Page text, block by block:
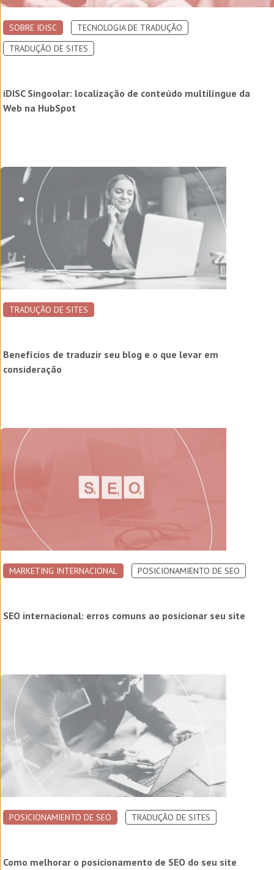
SOBRE IDISC
TECNOLOGIA DE TRADUÇÃO
TRADUÇÃO DE SITES
iDISC Singoolar: localização de conteúdo multilíngue da
Web na HubSpot
TRADUÇÃO DE SITES
Benefícios de traduzir seu blog e o que levar em
consideração
MARKETING INTERNACIONAL POSICIONAMIENTO DE SEO
SEO internacional: erros comuns ao posicionar seu site
POSICIONAMIENTO DE SEO TRADUÇÃO DE SITES
Como melhorar o posicionamento de SEO do seu site